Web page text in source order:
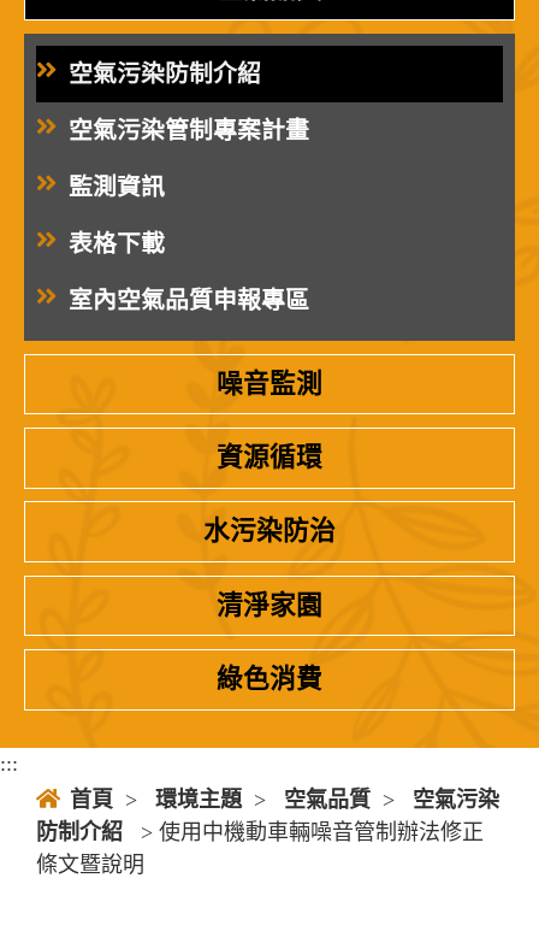
空氣污染防制介紹
空氣污染管制專案計畫
監測資訊
表格下載
室內空氣品質申報專區
噪音監測
資源循環
水污染防治
清淨家園
綠色消費
:::
首頁 > 環境主題 > 空氣品質 >
空氣污染
防制介紹
> 使用中機動車輛噪音管制辦法修正
條文暨說明